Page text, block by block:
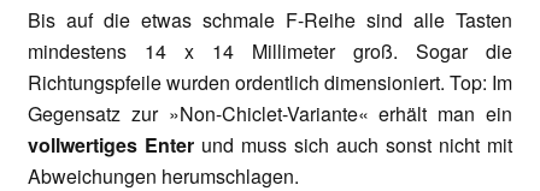
Bis auf die etwas schmale F-Reihe sind alle Tasten
mindestens 14 x 14 Millimeter groß. Sogar die
Richtungspfeile wurden ordentlich dimensioniert. Top: Im
Gegensatz zur »Non-Chiclet-Variante« erhält man ein
vollwertiges Enter und muss sich auch sonst nicht mit
Abweichungen herumschlagen.